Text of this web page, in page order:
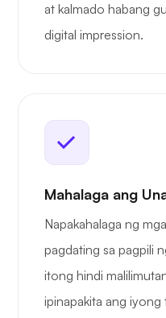
at kalmado habang
digital impression.
Mahalaga ang
Napakahalaga ng
pagdating sa pagpili
itong hindi
ipinapakita ang iyong